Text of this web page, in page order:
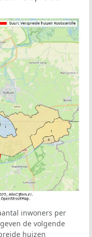
inwoners per
de volgende
huizen